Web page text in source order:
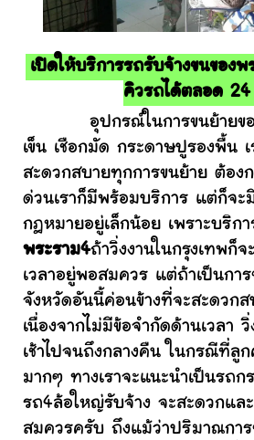
เปิดให้บริการรถรับจ้างขนของ
คิวรถได้ตลอด 24
อุปกรณ์ในการขนย้ายของ
เข็น เชือกมัด กระดาษปูรองพื้น
สะดวกสบายทุกการขนย้าย ต้อง
ด่วนเราก็มีพร้อมบริการ แต่ก็จะมี
กฎหมายอยู่เล็กน้อย เพราะบริกา
พระราม4ถ้าวิ่งงานในกรุงเทพก็จ
เวลาอยู่พอสมควร แต่ถ้าเป็นการ
จังหวัดอันนี้ค่อนข้างที่จะสะดวก
เนื่องจากไม่มีข้อจำกัดด้านเวลา
เช้าไปจนถึงกลางคืน ในกรณีที่ลู
มากๆ ทางเราจะแนะนำเป็นรถ
รถ4ล้อใหญ่รับจ้าง จะสะดวกแล
สมควรครับ ถึงแม้ว่าปริมาณการ